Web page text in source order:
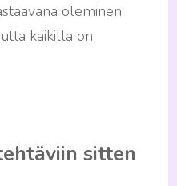
oleminen
kaikilla on
sitten